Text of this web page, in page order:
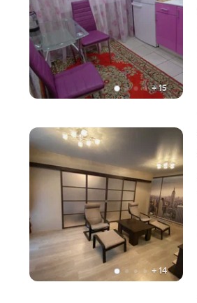
+15
+ 14